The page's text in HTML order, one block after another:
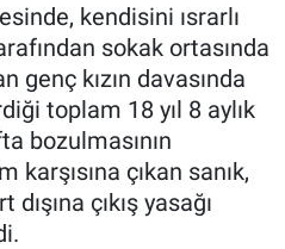
kendisini ısrarlı
sokak ortasında
genç kızın davasında
toplam 18 yıl 8 aylık
bozulmasının
karşısına çıkan sanık,
çıkış yasağı